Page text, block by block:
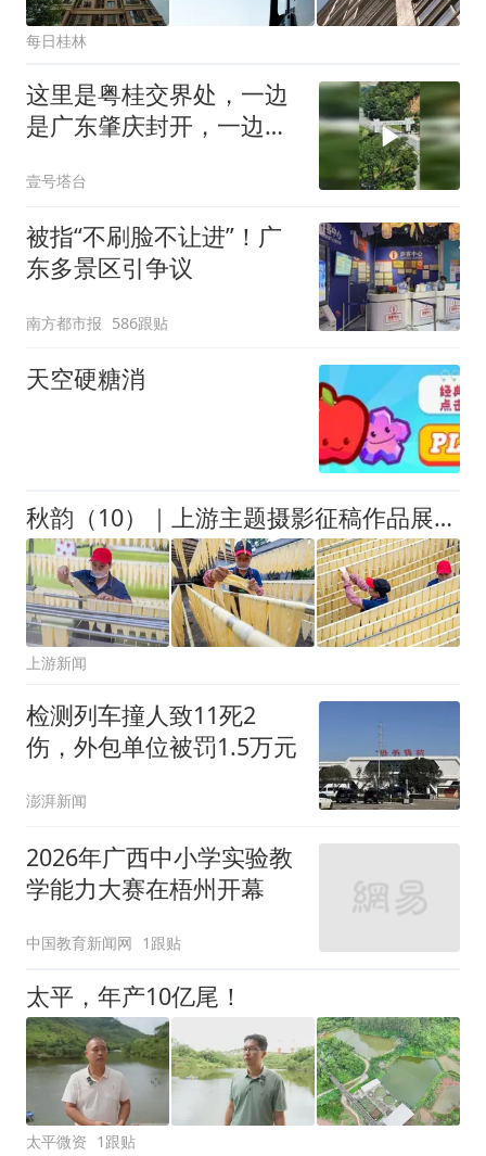
每日桂林
这里是粤桂交界处，一边
是广东肇庆封开，一边是
壹号塔台
被指“不刷脸不让进”！广
东多景区引争议
南方都市报 586跟贴
天空硬糖消
秋韵（10）｜上游主题摄影征稿作品展——何华文作品
上游新闻
检测列车撞人致11死2
伤，外包单位被罚1.5万元
澎湃新闻
2026年广西中小学实验教
学能力大赛在梧州开幕
中国教育新闻网 1跟贴
太平，年产10亿尾！
太平微资 1跟贴